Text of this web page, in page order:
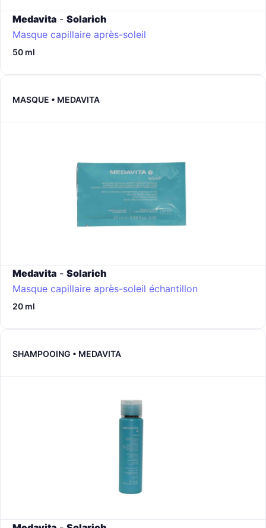
Medavita - Solarich
Masque capillaire après-soleil
50 ml
MASQUE • MEDAVITA
Medavita - Solarich
Masque capillaire après-soleil échantillon
20 ml
SHAMPOOING • MEDAVITA